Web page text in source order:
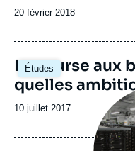
Date
publication
20 février 2018
Études
Image
principale
La course aux
quelles
Date
publication
10 juillet 2017
Image